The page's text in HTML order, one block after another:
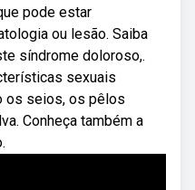
pode estar
ou lesão. Saiba
síndrome doloroso,.
sexuais
os seios, os pêlos
Conheça também a